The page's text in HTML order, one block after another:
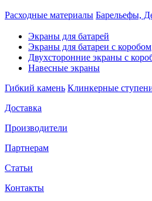
Расходные материалы Барельефы,
Экраны для батарей
Экраны для батареи с коробом
Двухсторонние экраны с
Навесные экраны
Гибкий камень Клинкерные
Доставка
Производители
Партнерам
Статьи
Контакты